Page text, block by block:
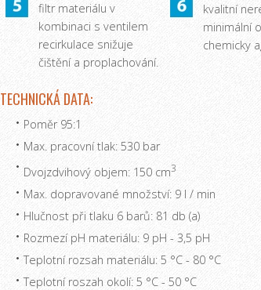
filtr materiálu v
kombinaci s ventilem
recirkulace snižuje
čištění a proplachování.
kvalitní
minimální
chemicky
TECHNICKÁ DATA:
Poměr 95:1
Max. pracovní tlak: 530 bar
Dvojzdvihový objem: 150 cm3
Max. dopravované množství: 9 l / min
Hlučnost při tlaku 6 barů: 81 db (a)
Rozmezí pH materiálu: 9 pH - 3,5 pH
Teplotní rozsah materiálu: 5 °C - 80 °C
Teplotní roszah okolí: 5 °C - 50 °C